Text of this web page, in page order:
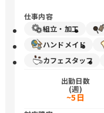
仕事内容
組立・加工
ハンドメイド
カフェスタッフ
出勤日数
(週)
~5日